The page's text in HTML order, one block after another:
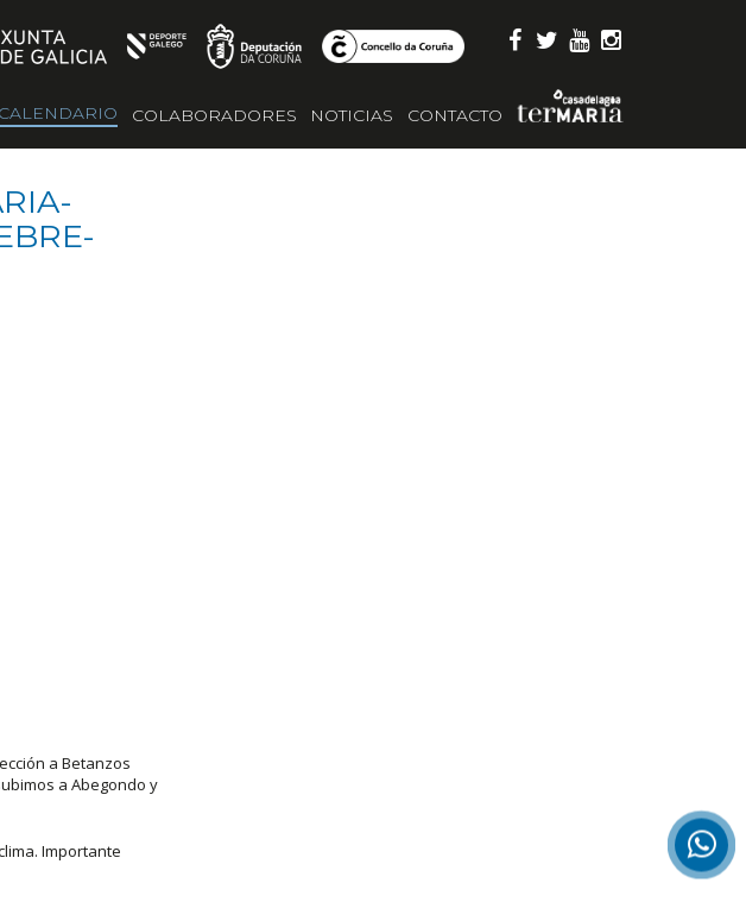
COLABORADORES NOTICIAS CONTACTO
a Betanzos
a Abegondo y
Importante